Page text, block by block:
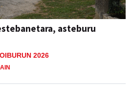
asteburu
2026